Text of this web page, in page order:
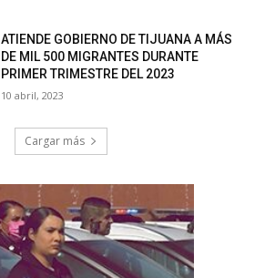
ATIENDE GOBIERNO DE TIJUANA A MÁS
DE MIL 500 MIGRANTES DURANTE
PRIMER TRIMESTRE DEL 2023
10 abril, 2023
Cargar más